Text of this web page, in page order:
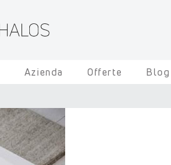
Azienda Offerte Blog